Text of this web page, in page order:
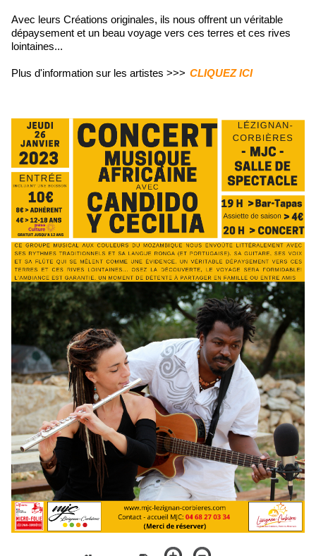
Avec leurs Créations originales, ils nous offrent un véritable
dépaysement et un beau voyage vers ces terres et ces rives
lointaines...
Plus d'information sur les artistes >>> CLIQUEZ ICI